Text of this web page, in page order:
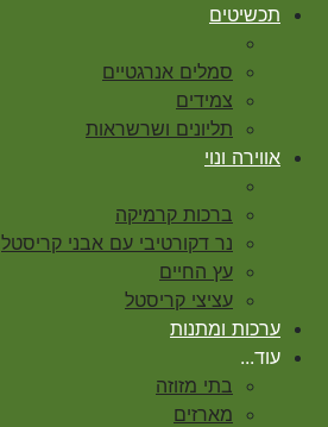
תכשיטים
סמלים אנרגטיים
צמידים
תליונים ושרשראות
אווירה ונוי
ברכות קרמיקה
נר דקורטיבי עם אבני קריסטל
עץ החיים
עציצי קריסטל
ערכות ומתנות
עוד...
בתי מזוזה
מארזים